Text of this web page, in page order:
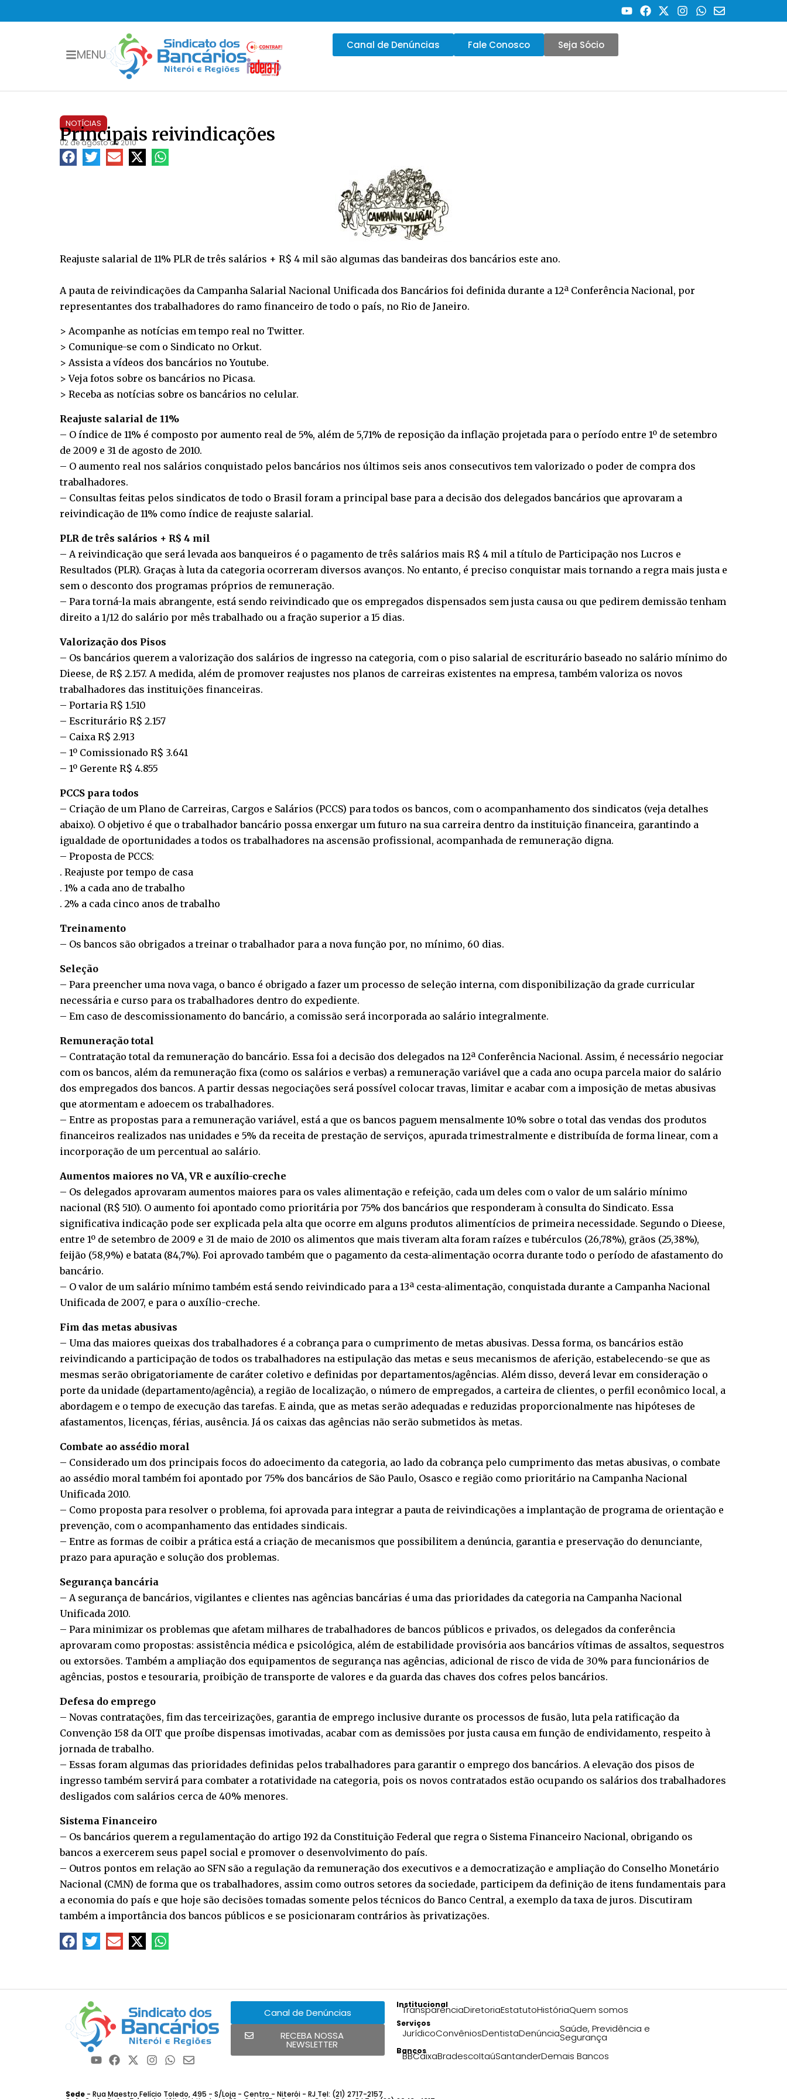
MENU
Canal de Denúncias Fale Conosco Seja Sócio
NOTÍCIAS
Principais reivindicações
02 de agosto de 2010
Reajuste salarial de 11% PLR de três salários + R$ 4 mil são algumas das bandeiras dos bancários este ano.
A pauta de reivindicações da Campanha Salarial Nacional Unificada dos Bancários foi definida durante a 12ª Conferência Nacional, por
representantes dos trabalhadores do ramo financeiro de todo o país, no Rio de Janeiro.
> Acompanhe as notícias em tempo real no Twitter.
> Comunique-se com o Sindicato no Orkut.
> Assista a vídeos dos bancários noYoutube.
> Veja fotos sobre os bancários no Picasa.
> Receba as notícias sobre os bancários no celular.
Reajuste salarial de 11%
– O índice de 11% é composto por aumento real de 5%, além de 5,71% de reposição da inflação projetada para o período entre 1º de setembro
de 2009 e 31 de agosto de 2010.
– O aumento real nos salários conquistado pelos bancários nos últimos seis anos consecutivos tem valorizado o poder de compra dos
trabalhadores.
– Consultas feitas pelos sindicatos de todo o Brasil foram a principal base para a decisão dos delegados bancários que aprovaram a
reivindicação de 11% como índice de reajuste salarial.
PLR de três salários + R$ 4 mil
– A reivindicação que será levada aos banqueiros é o pagamento de três salários mais R$ 4 mil a título de Participação nos Lucros e
Resultados (PLR). Graças à luta da categoria ocorreram diversos avanços. No entanto, é preciso conquistar mais tornando a regra mais justa e
sem o desconto dos programas próprios de remuneração.
– Para torná-la mais abrangente, está sendo reivindicado que os empregados dispensados sem justa causa ou que pedirem demissão tenham
direito a 1/12 do salário por mês trabalhado ou a fração superior a 15 dias.
Valorização dos Pisos
– Os bancários querem a valorização dos salários de ingresso na categoria, com o piso salarial de escriturário baseado no salário mínimo do
Dieese, de R$ 2.157. A medida, além de promover reajustes nos planos de carreiras existentes na empresa, também valoriza os novos
trabalhadores das instituições financeiras.
– Portaria R$ 1.510
– Escriturário R$ 2.157
– Caixa R$ 2.913
– 1º Comissionado R$ 3.641
– 1º Gerente R$ 4.855
PCCS para todos
– Criação de um Plano de Carreiras, Cargos e Salários (PCCS) para todos os bancos, com o acompanhamento dos sindicatos (veja detalhes
abaixo). O objetivo é que o trabalhador bancário possa enxergar um futuro na sua carreira dentro da instituição financeira, garantindo a
igualdade de oportunidades a todos os trabalhadores na ascensão profissional, acompanhada de remuneração digna.
– Proposta de PCCS:
. Reajuste por tempo de casa
. 1% a cada ano de trabalho
. 2% a cada cinco anos de trabalho
Treinamento
– Os bancos são obrigados a treinar o trabalhador para a nova função por, no mínimo, 60 dias.
Seleção
– Para preencher uma nova vaga, o banco é obrigado a fazer um processo de seleção interna, com disponibilização da grade curricular
necessária e curso para os trabalhadores dentro do expediente.
– Em caso de descomissionamento do bancário, a comissão será incorporada ao salário integralmente.
Remuneração total
– Contratação total da remuneração do bancário. Essa foi a decisão dos delegados na 12ª Conferência Nacional. Assim, é necessário negociar
com os bancos, além da remuneração fixa (como os salários e verbas) a remuneração variável que a cada ano ocupa parcela maior do salário
dos empregados dos bancos. A partir dessas negociações será possível colocar travas, limitar e acabar com a imposição de metas abusivas
que atormentam e adoecem os trabalhadores.
– Entre as propostas para a remuneração variável, está a que os bancos paguem mensalmente 10% sobre o total das vendas dos produtos
financeiros realizados nas unidades e 5% da receita de prestação de serviços, apurada trimestralmente e distribuída de forma linear, com a
incorporação de um percentual ao salário.
Aumentos maiores no VA, VR e auxílio-creche
– Os delegados aprovaram aumentos maiores para os vales alimentação e refeição, cada um deles com o valor de um salário mínimo
nacional (R$ 510). O aumento foi apontado como prioritária por 75% dos bancários que responderam à consulta do Sindicato. Essa
significativa indicação pode ser explicada pela alta que ocorre em alguns produtos alimentícios de primeira necessidade. Segundo o Dieese,
entre 1º de setembro de 2009 e 31 de maio de 2010 os alimentos que mais tiveram alta foram raízes e tubérculos (26,78%), grãos (25,38%),
feijão (58,9%) e batata (84,7%). Foi aprovado também que o pagamento da cesta-alimentação ocorra durante todo o período de afastamento do
bancário.
– O valor de um salário mínimo também está sendo reivindicado para a 13ª cesta-alimentação, conquistada durante a Campanha Nacional
Unificada de 2007, e para o auxílio-creche.
Fim das metas abusivas
– Uma das maiores queixas dos trabalhadores é a cobrança para o cumprimento de metas abusivas. Dessa forma, os bancários estão
reivindicando a participação de todos os trabalhadores na estipulação das metas e seus mecanismos de aferição, estabelecendo-se que as
mesmas serão obrigatoriamente de caráter coletivo e definidas por departamentos/agências. Além disso, deverá levar em consideração o
porte da unidade (departamento/agência), a região de localização, o número de empregados, a carteira de clientes, o perfil econômico local, a
abordagem e o tempo de execução das tarefas. E ainda, que as metas serão adequadas e reduzidas proporcionalmente nas hipóteses de
afastamentos, licenças, férias, ausência. Já os caixas das agências não serão submetidos às metas.
Combate ao assédio moral
– Considerado um dos principais focos do adoecimento da categoria, ao lado da cobrança pelo cumprimento das metas abusivas, o combate
ao assédio moral também foi apontado por 75% dos bancários de São Paulo, Osasco e região como prioritário na Campanha Nacional
Unificada 2010.
– Como proposta para resolver o problema, foi aprovada para integrar a pauta de reivindicações a implantação de programa de orientação e
prevenção, com o acompanhamento das entidades sindicais.
– Entre as formas de coibir a prática está a criação de mecanismos que possibilitem a denúncia, garantia e preservação do denunciante,
prazo para apuração e solução dos problemas.
Segurança bancária
– A segurança de bancários, vigilantes e clientes nas agências bancárias é uma das prioridades da categoria na Campanha Nacional
Unificada 2010.
– Para minimizar os problemas que afetam milhares de trabalhadores de bancos públicos e privados, os delegados da conferência
aprovaram como propostas: assistência médica e psicológica, além de estabilidade provisória aos bancários vítimas de assaltos, sequestros
ou extorsões. Também a ampliação dos equipamentos de segurança nas agências, adicional de risco de vida de 30% para funcionários de
agências, postos e tesouraria, proibição de transporte de valores e da guarda das chaves dos cofres pelos bancários.
Defesa do emprego
– Novas contratações, fim das terceirizações, garantia de emprego inclusive durante os processos de fusão, luta pela ratificação da
Convenção 158 da OIT que proíbe dispensas imotivadas, acabar com as demissões por justa causa em função de endividamento, respeito à
jornada de trabalho.
– Essas foram algumas das prioridades definidas pelos trabalhadores para garantir o emprego dos bancários. A elevação dos pisos de
ingresso também servirá para combater a rotatividade na categoria, pois os novos contratados estão ocupando os salários dos trabalhadores
desligados com salários cerca de 40% menores.
Sistema Financeiro
– Os bancários querem a regulamentação do artigo 192 da Constituição Federal que regra o Sistema Financeiro Nacional, obrigando os
bancos a exercerem seus papel social e promover o desenvolvimento do país.
– Outros pontos em relação ao SFN são a regulação da remuneração dos executivos e a democratização e ampliação do Conselho Monetário
Nacional (CMN) de forma que os trabalhadores, assim como outros setores da sociedade, participem da definição de itens fundamentais para
a economia do país e que hoje são decisões tomadas somente pelos técnicos do Banco Central, a exemplo da taxa de juros. Discutiram
também a importância dos bancos públicos e se posicionaram contrários às privatizações.
Canal de Denúncias
RECEBA NOSSA
NEWSLETTER
Institucional
TransparênciaDiretoriaEstatutoHistóriaQuem somos
Serviços
JurídicoConvêniosDentistaDenúnciaSaúde, Previdência e
Segurança
Bancos
BBCaixaBradescoItaúSantanderDemais Bancos
Sede - Rua Maestro Felício Toledo, 495 - S/Loja - Centro - Niterói - RJ Tel: (21) 2717-2157